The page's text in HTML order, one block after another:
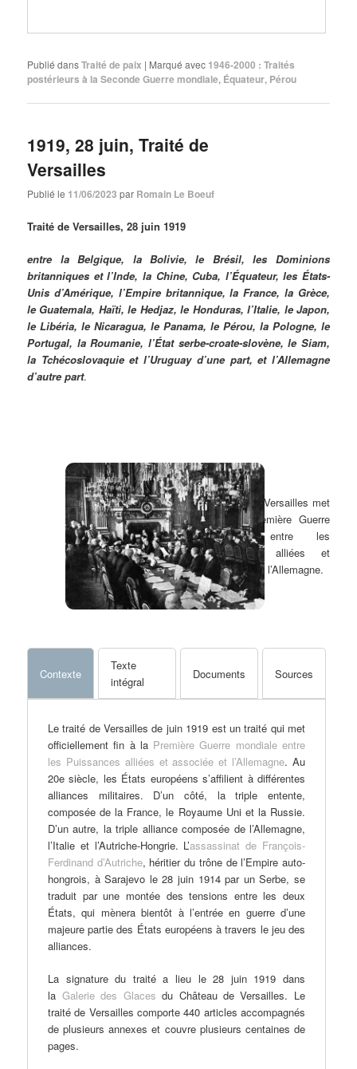
Publié dansTraité de paix | Marqué avec 1946-2000 : Traités
postérieurs à la Seconde Guerre mondiale, Équateur, Pérou
1919, 28 juin, Traité de
Versailles
Publié le 11/06/2023 par Romain Le Boeuf
Traité de Versailles, 28 juin 1919
entre la Belgique, la Bolivie, le Brésil, les Dominions
britanniques et l’Inde, la Chine, Cuba, l’Équateur, les États-
Unis d’Amérique, l’Empire britannique, la France, la Grèce,
le Guatemala, Haïti, le Hedjaz, le Honduras, l’Italie, le Japon,
le Libéria, le Nicaragua, le Panama, le Pérou, la Pologne, le
Portugal, la Roumanie, l’État serbe-croate-slovène, le Siam,
la Tchécoslovaquie et l’Uruguay d’une part, et l’Allemagne
d’autre part.
Le traité de Versailles met
fin à la Première Guerre
mondiale entre les
Puissances alliées et
associées et l’Allemagne.
Contexte
Texte
intégral
Documents Sources
Le traité de Versailles de juin 1919 est un traité qui met
officiellement fin à la Première Guerre mondiale entre
les Puissances alliées et associée et l’Allemagne. Au
20e siècle, les États européens s’affilient à différentes
alliances militaires. D’un côté, la triple entente,
composée de la France, le Royaume Uni et la Russie.
D’un autre, la triple alliance composée de l’Allemagne,
l’Italie et l’Autriche-Hongrie. L’assassinat de François-
Ferdinand d’Autriche, héritier du trône de l’Empire auto-
hongrois, à Sarajevo le 28 juin 1914 par un Serbe, se
traduit par une montée des tensions entre les deux
États, qui mènera bientôt à l’entrée en guerre d’une
majeure partie des États européens à travers le jeu des
alliances.
La signature du traité a lieu le 28 juin 1919 dans
la Galerie des Glaces du Château de Versailles. Le
traité de Versailles comporte 440 articles accompagnés
de plusieurs annexes et couvre plusieurs centaines de
pages.